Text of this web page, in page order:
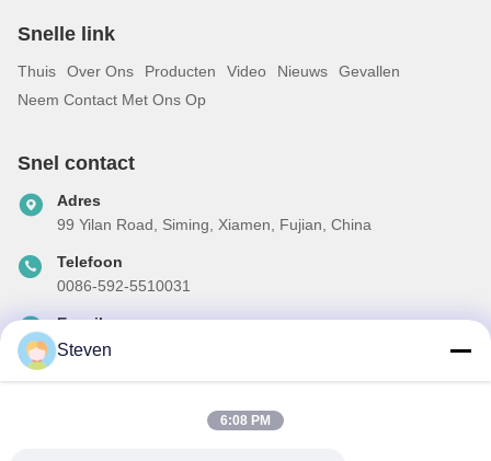
Snelle link
Thuis Over Ons Producten Video Nieuws
Gevallen
Neem Contact Met Ons Op
Snel contact
Adres
99 Yilan Road, Siming, Xiamen, Fujian, China
Telefoon
0086-592-5510031
E-mail
steven@winley-electric.com
Steven
6:08 PM